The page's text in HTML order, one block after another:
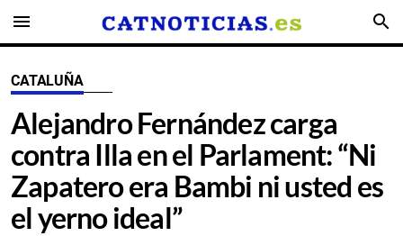
menu search
CATALUÑA
Alejandro Fernández carga
contra Illa en el Parlament: “Ni
Zapatero era Bambi ni usted es
el yerno ideal”